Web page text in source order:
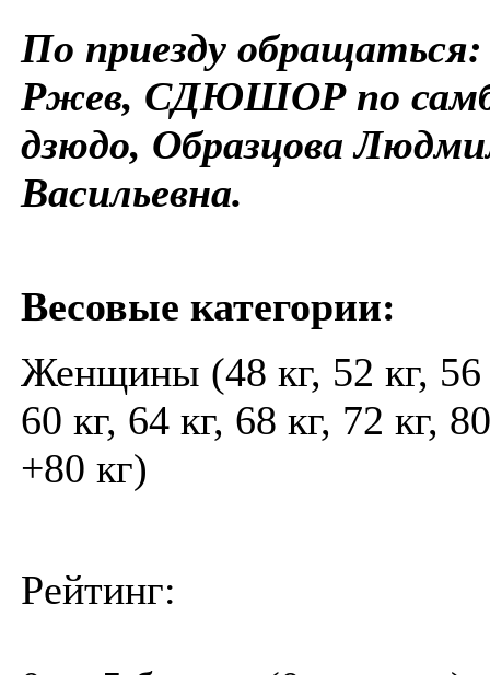
По приезду обращаться:
Ржев, СДЮШОР по
дзюдо, Образцова
Васильевна.
Весовые категории:
Женщины (48 кг, 52 кг, 56
60 кг, 64 кг, 68 кг, 72 кг,
+80 кг)
Рейтинг: